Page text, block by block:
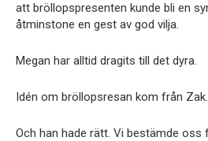
att bröllopspresenten kunde bli en
åtminstone en gest av god vilja.
Megan har alltid dragits till det dyra.
Idén om bröllopsresan kom från Zak.
Och han hade rätt. Vi bestämde oss